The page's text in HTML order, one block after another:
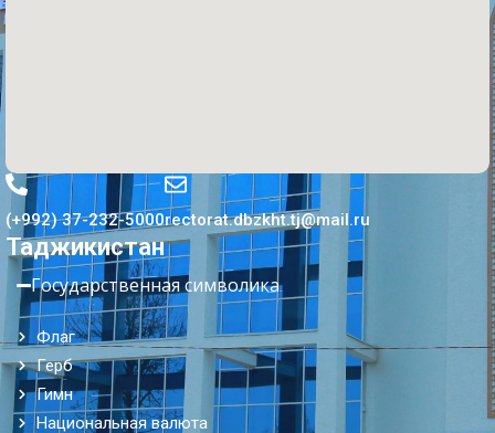
(+992) 37-232-5000rectorat.dbzkht.tj@mail.ru
Таджикистан
Государственная символика
Флаг
Герб
Гимн
Национальная валюта